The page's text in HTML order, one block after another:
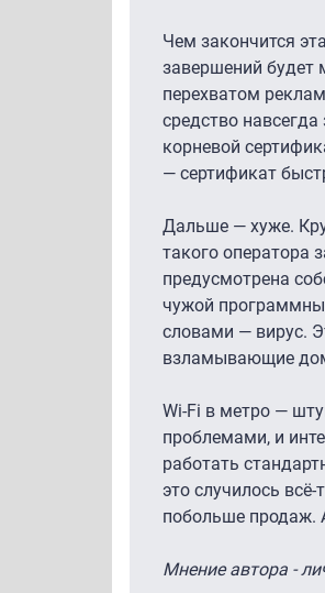
Чем закончится
завершений будет
перехватом
средство
корневой
— сертификат
Дальше — хуже.
такого оператора
предусмотрена
чужой
словами — вирус.
взламывающие
Wi-Fi в метро —
проблемами, и
работать
это случилось
побольше продаж.
Мнение автора -